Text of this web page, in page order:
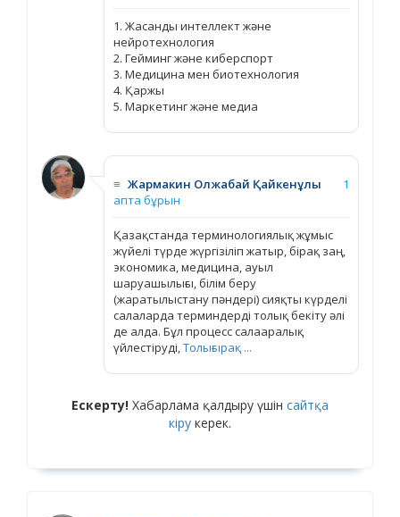
1. Жасанды интеллект және
нейротехнология
2. Гейминг және киберспорт
3. Медицина мен биотехнология
4. Қаржы
5. Маркетинг және медиа
≡ Жармакин Олжабай Қайкенұлы
1
апта бұрын
Қазақстанда терминологиялық жұмыс
жүйелі түрде жүргізіліп жатыр, бірақ заң,
экономика, медицина, ауыл
шаруашылығы, білім беру
(жаратылыстану пәндері) сияқты күрделі
салаларда терминдерді толық бекіту әлі
де алда. Бұл процесс салааралық
үйлестіруді,Толығырақ ...
Ескерту! Хабарлама қалдыру үшін сайтқа
кіру керек.